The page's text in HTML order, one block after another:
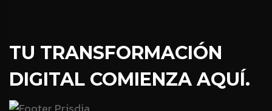
TU TRANSFORMACIÓN
DIGITAL COMIENZA AQUÍ.